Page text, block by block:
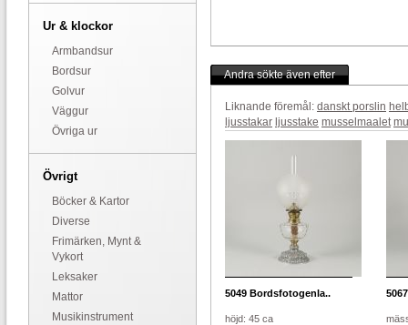
Ur & klockor
Armbandsur
Bordsur
Golvur
Väggur
Övriga ur
Övrigt
Böcker & Kartor
Diverse
Frimärken, Mynt &
Vykort
Leksaker
Mattor
Musikinstrument
Andra sökte även efter
Liknande föremål: danskt porslin
ljusstakar ljusstake musselmaalet
5049 Bordsfotogenla..
höjd: 45 ca
5067